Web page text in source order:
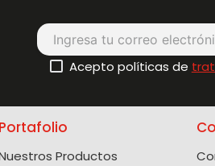
Acepto políticas de
Portafolio
Productos